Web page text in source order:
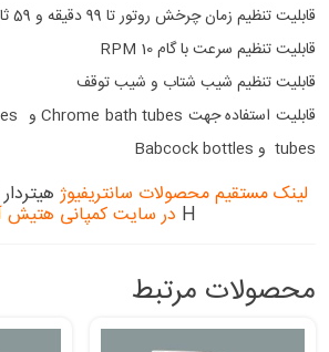
قابلیت تنظیم زمان چرخش روتور تا 99 دقیقه و 59 ثانیه
قابلیت تنظیم سرعت با گام 10 RPM
قابلیت تنظیم شیب شتاب و شیب توقف
tubes و Babcock bottles
لینک مستقیم محصولات سانتریفیوژ
H در سایت کمپانی هتیش
محصولات مرتبط